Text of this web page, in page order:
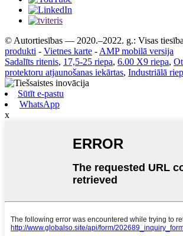
© Autortiesības — 2020.–2022. g.: Visas
produkti - Vietnes karte - AMP mobilā versija
Sadalīts ritenis, 17,5-25 riepa, 6.00 X9 riepa,
protektoru atjaunošanas iekārtas, Industriālā
Sūtīt e-pastu
WhatsApp
x